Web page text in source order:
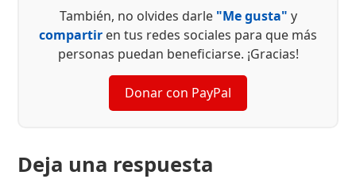
También, no olvides darle "Me gusta" y
compartir en tus redes sociales para que más
personas puedan beneficiarse. ¡Gracias!
Donar con PayPal
Deja una respuesta